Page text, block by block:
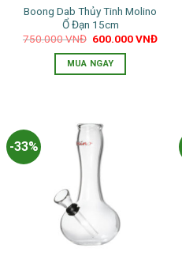
Boong Dab Thủy Tinh Molino
Ổ Đạn 15cm
750.000VNĐ Giá
là:
750.000 VNĐ.
600.000VNĐGiá
MUA NGAY
-33%